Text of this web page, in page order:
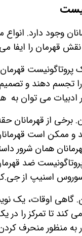
وجود دارد.
قهرمان را ایفا
پروتاگونیست
تجسم دهند و
ادبیات می توان به
از قهرمانان
و ممکن است
همان شرور
ضد
اسنیپ از
گاهی اوقات، یک
کند تا تمرکز را
به منظور منحرف